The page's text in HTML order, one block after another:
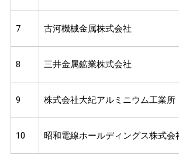
7 古河機械金属株式会社
8 三井金属鉱業株式会社
9 株式会社大紀アルミニウム工業所
10 昭和電線ホールディングス株式会